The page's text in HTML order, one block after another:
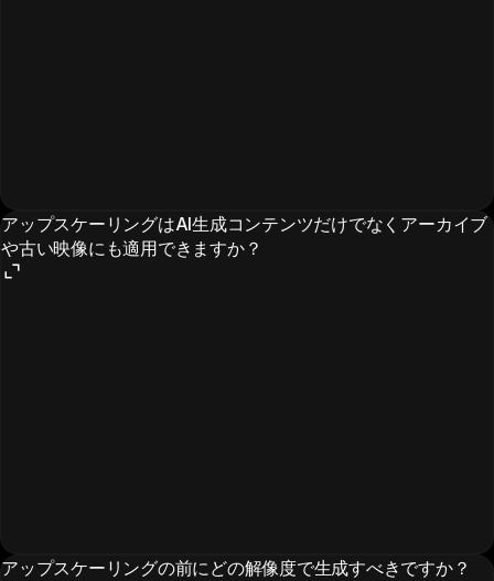
アップスケーリングはAI生成コンテンツだけでなくアーカイブ
や古い映像にも適用できますか？
アップスケーリングの前にどの解像度で生成すべきですか？